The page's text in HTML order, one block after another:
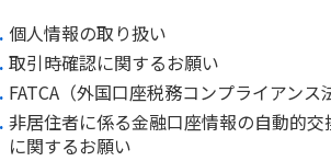
個人情報の取り扱い
取引時確認に関するお願い
FATCA（外国口座税務コンプライアン
非居住者に係る金融口座情報の自動的
に関するお願い